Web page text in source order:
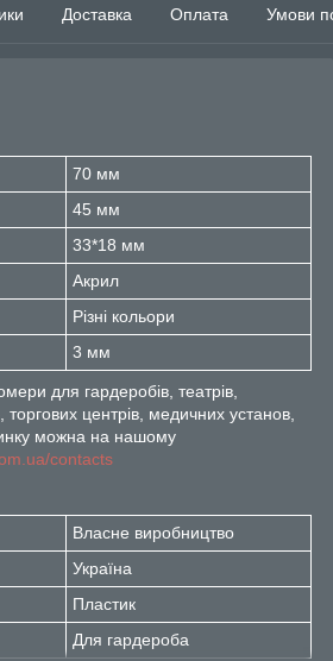
Доставка Оплата Умови
70 мм
45 мм
33*18 мм
Акрил
Різні кольори
3 мм
для гардеробів, театрів,
центрів, медичних установ,
можна на нашому
contacts
Власне виробництво
Україна
Пластик
Для гардероба